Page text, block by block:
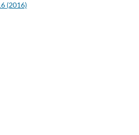
(2016)